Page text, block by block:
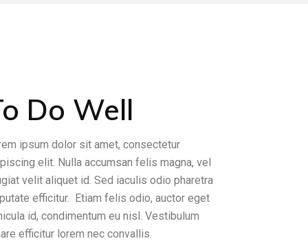
Do Well
ipsum dolor sit amet, consectetur
elit. Nulla accumsan felis magna, vel
velit aliquet id. Sed iaculis odio pharetra
efficitur. Etiam felis odio, auctor eget
id, condimentum eu nisl. Vestibulum
efficitur lorem nec convallis.